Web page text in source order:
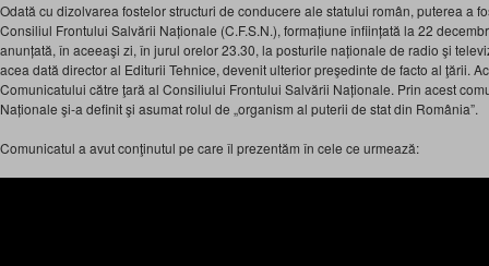
Odată cu dizolvarea fostelor structuri de conducere ale statului român, puterea a
Consiliul Frontului Salvării Naționale (C.F.S.N.), formațiune înființată la 22
anunțată, în aceeaşi zi, în jurul orelor 23.30, la posturile naționale de radio şi
acea dată director al Editurii Tehnice, devenit ulterior preşedinte de facto al ţării.
Comunicatului către ţară al Consiliului Frontului Salvării Naționale. Prin acest
Naționale şi-a definit şi asumat rolul de „organism al puterii de stat din România”.
Comunicatul a avut conţinutul pe care îl prezentăm în cele ce urmează: